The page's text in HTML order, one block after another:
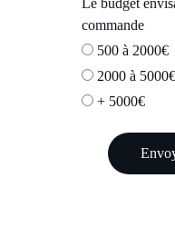
Le budget
commande
500 à 2000€
2000 à 5000€
+ 5000€